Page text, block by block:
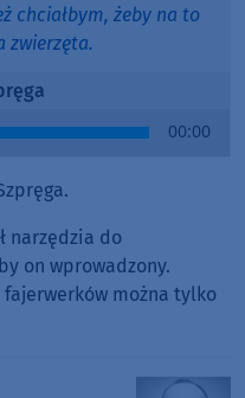
chciałbym, żeby na to
zwierzęta.
00:00
narzędzia do
on wprowadzony.
można tylko